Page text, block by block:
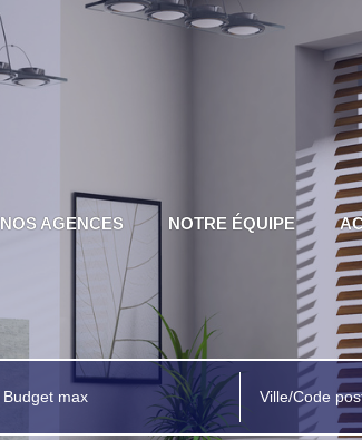
NOS AGENCES NOTRE ÉQUIPE
Ville/Code